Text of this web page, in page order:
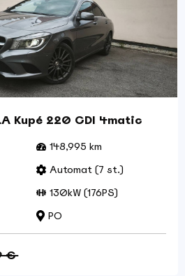
Kupé 220 CDI 4matic
148,995 km
Automat (7 st.)
130kW (176PS)
PO
€